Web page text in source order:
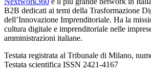
B2B dedicati ai temi della Trasformazione
dell’Innovazione Imprenditoriale. Ha la
cultura digitale e imprenditoriale nelle
amministrazioni italiane.
Testata registrata al Tribunale di Milano,
Testata scientifica ISSN 2421-4167